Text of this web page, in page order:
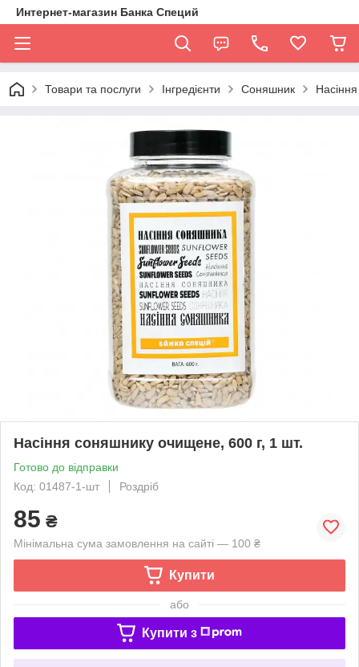
Интернет-магазин Банка Специй
Товари та послуги Інгредієнти Соняшник
Насіння соняшнику очищене, 600 г, 1 шт.
Готово до відправки
Код: 01487-1-шт
Роздріб
85 ₴
Мінімальна сума замовлення на сайті — 100 ₴
Купити
або
Купити з